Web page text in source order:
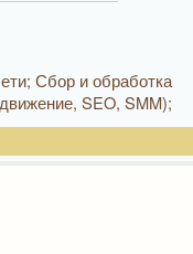
Сбор и обработка
SEO, SMM);